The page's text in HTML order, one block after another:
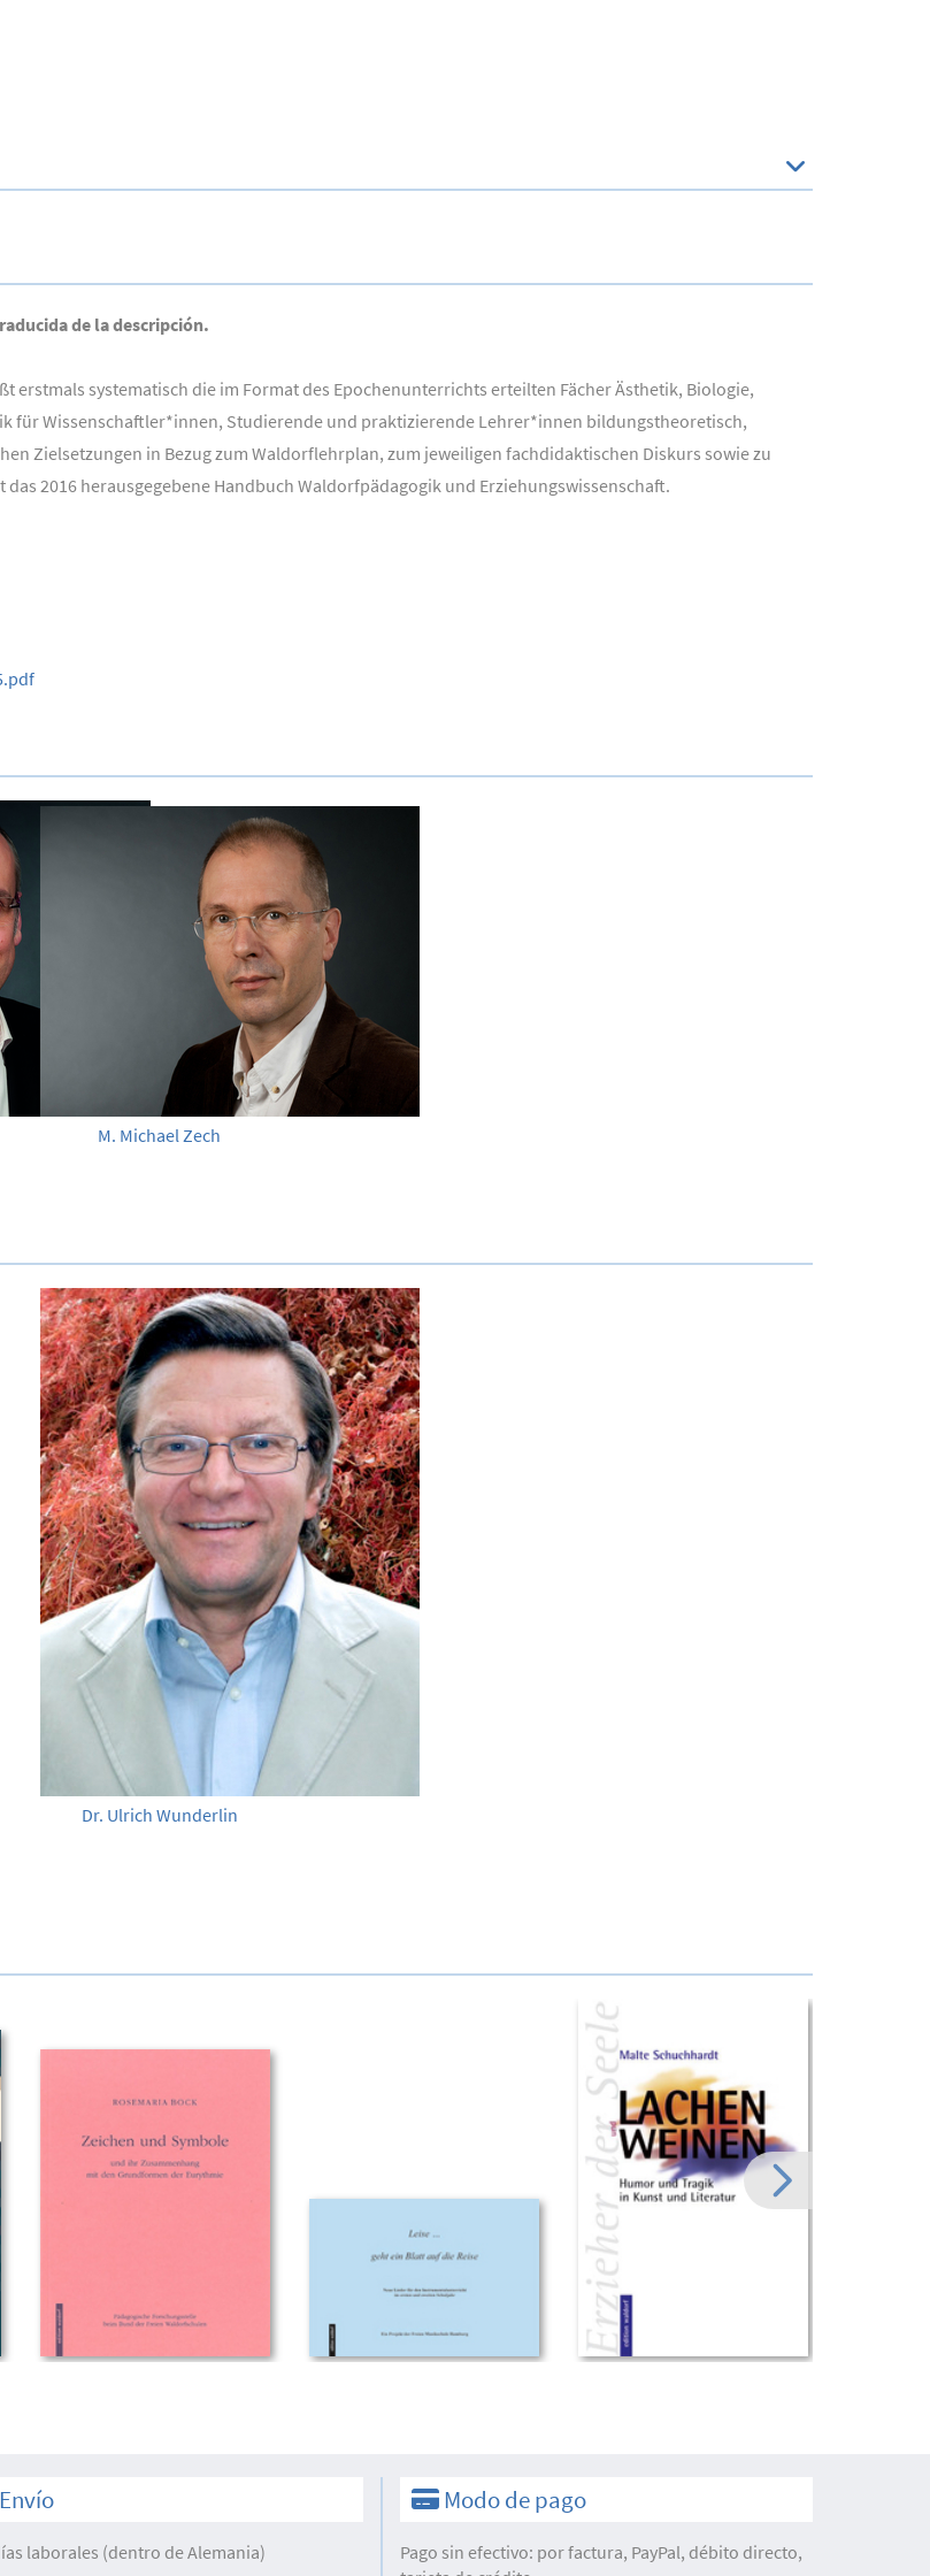
de la descripción.
systematisch die im Format des Epochenunterrichts erteilten Fächer Ästhetik, Biologie,
für Wissenschaftler*innen, Studierende und praktizierende Lehrer*innen bildungstheoretisch,
Zielsetzungen in Bezug zum Waldorflehrplan, zum jeweiligen fachdidaktischen Diskurs sowie zu
2016 herausgegebene Handbuch Waldorfpädagogik und Erziehungswissenschaft.
M. Michael Zech
Dr. Ulrich Wunderlin
laborales (dentro de Alemania)
Modo de pago
Pago sin efectivo: por factura, PayPal, débito directo,